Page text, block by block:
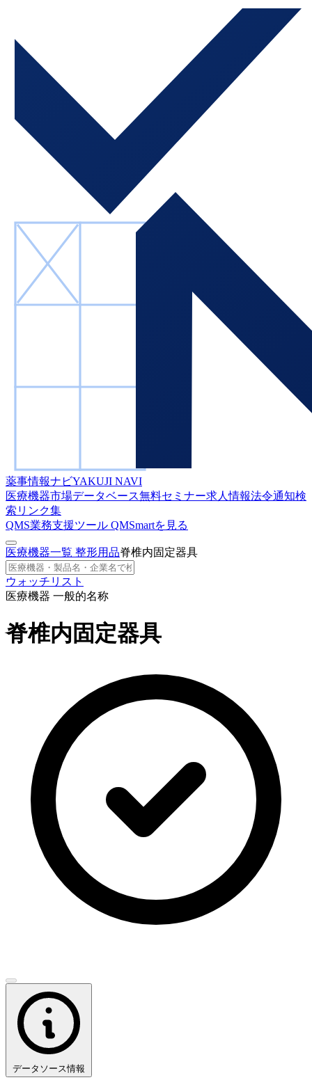
薬事情報ナビYAKUJI NAVI
医療機器市場データベース無料セミナー求人情報法令通知検
索 リンク集
QMS業務支援ツール QMSmartを見る
医療機器一覧 整形用品脊椎内固定器具
ウォッチリスト
医療機器 一般的名称
脊椎内固定器具
データソース情報